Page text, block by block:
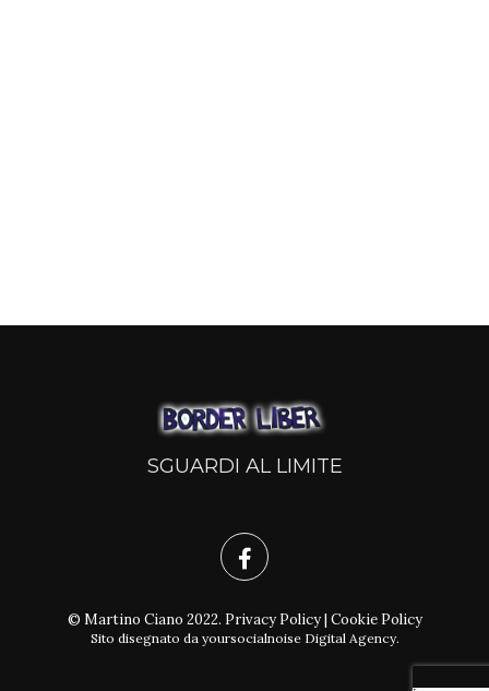
SGUARDI AL LIMITE
© Martino Ciano 2022. Privacy Policy| Cookie Policy
Sito disegnato da yoursocialnoise Digital Agency.